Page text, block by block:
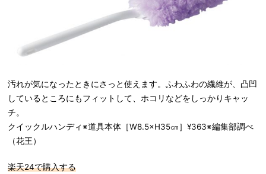
汚れが気になったときにさっと使えます。ふわふわの繊維が、凸凹
しているところにもフィットして、ホコリなどをしっかりキャッ
チ。
クイックルハンディ※道具本体［W8.5×H35㎝］¥363※編集部調べ
（花王）
楽天24で購入する